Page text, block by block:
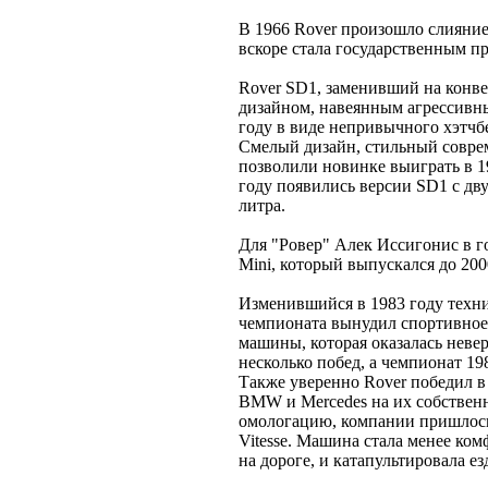
В 1966 Rover произошло
вскоре стала государственным
Rover SD1, заменивший на
дизайном, навеянным
году в виде непривычного
Смелый дизайн, стильный
позволили новинке выиграть в
году появились версии SD1 с
литра.
Для "Ровер" Алек Иссигонис в
Mini, который выпускался до
Изменившийся в 1983 году
чемпионата вынудил
машины, которая оказалась
несколько побед, а чемпионат
Также уверенно Rover победил
BMW и Mercedes на их
омологацию, компании
Vitesse. Машина стала менее
на дороге, и катапультировала